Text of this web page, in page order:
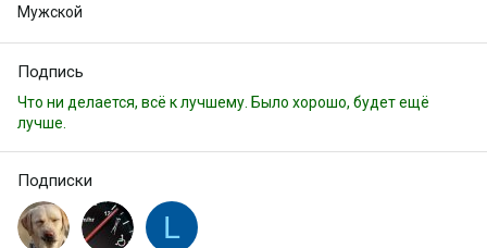
Мужской
Подпись
Что ни делается, всё к лучшему. Было хорошо, будет ещё
лучше.
Подписки
L